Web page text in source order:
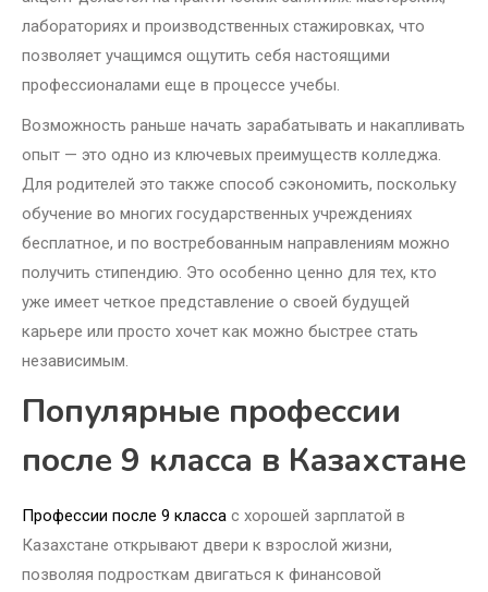
лабораториях и производственных стажировках, что
позволяет учащимся ощутить себя настоящими
профессионалами еще в процессе учебы.
Возможность раньше начать зарабатывать и накапливать
опыт — это одно из ключевых преимуществ колледжа.
Для родителей это также способ сэкономить, поскольку
обучение во многих государственных учреждениях
бесплатное, и по востребованным направлениям можно
получить стипендию. Это особенно ценно для тех, кто
уже имеет четкое представление о своей будущей
карьере или просто хочет как можно быстрее стать
независимым.
Популярные профессии
после 9 класса в Казахстане
Профессии после 9 класса с хорошей зарплатой в
Казахстане открывают двери к взрослой жизни,
позволяя подросткам двигаться к финансовой